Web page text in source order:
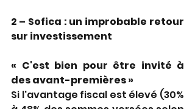
2 – Sofica : un improbable retour
sur investissement
« C'est bien pour être invité à
des avant-premières »
Si l'avantage fiscal est élevé (30%